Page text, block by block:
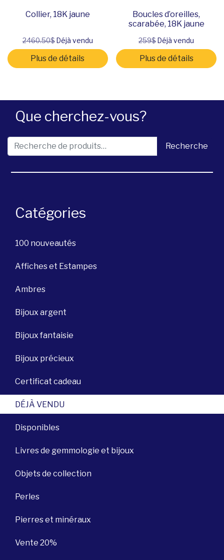
Que cherchez-vous?
Recherche pour : Recherche
Catégories
100 nouveautés
Affiches et Estampes
Ambres
Bijoux argent
Bijoux fantaisie
Bijoux précieux
Certificat cadeau
DÉJÀ VENDU
Disponibles
Livres de gemmologie et bijoux
Objets de collection
Perles
Pierres et minéraux
Vente 20%
Collier, 18K jaune
2460.50$Déjà vendu
Plus de détails
Boucles d’oreilles,
scarabée, 18K jaune
259$Déjà vendu
Plus de détails